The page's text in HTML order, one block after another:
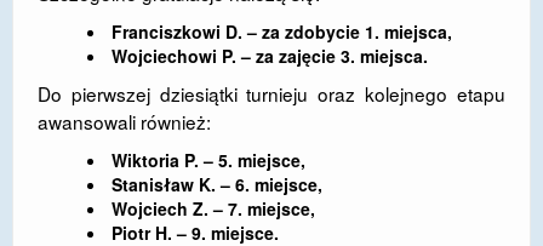
Franciszkowi D. – za zdobycie 1. miejsca,
Wojciechowi P. – za zajęcie 3. miejsca.
Do pierwszej dziesiątki turnieju oraz kolejnego etapu
awansowali również:
Wiktoria P. – 5. miejsce,
Stanisław K. – 6. miejsce,
Wojciech Z. – 7. miejsce,
Piotr H. – 9. miejsce.